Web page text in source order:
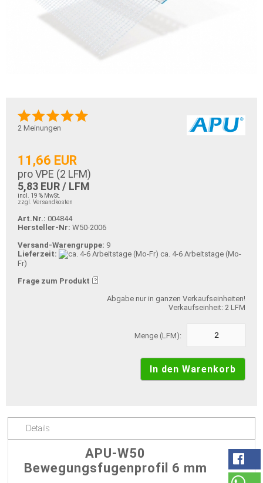
2 Meinungen
11,66 EUR
pro VPE (2 LFM)
5,83 EUR / LFM
incl. 19 % MwSt.
zzgl. Versandkosten
Art.Nr.: 004844
Hersteller-Nr: W50-2006
Versand-Warengruppe: 9
Lieferzeit:
ca. 4-6 Arbeitstage (Mo-
Fr)
Frage zum Produkt
Abgabe nur in ganzen Verkaufseinheiten!
Verkaufseinheit: 2 LFM
Menge (LFM):
Details
APU-W50
Bewegungsfugenprofil 6 mm